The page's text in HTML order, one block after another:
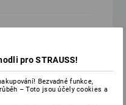
pro STRAUSS!
Bezvadné funkce,
– Toto jsou účely cookies a